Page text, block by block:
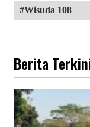
Wisuda 108
Berita